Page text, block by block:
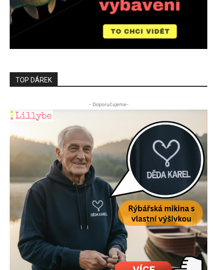
TOP DÁREK
- Doporučujeme-